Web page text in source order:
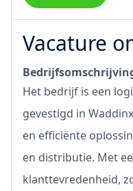
Vacature
Het bedrijf is een
gevestigd in
en efficiënte
en distributie. Met
klanttevredenheid,